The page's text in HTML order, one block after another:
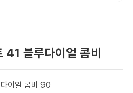
41 블루다이얼 콤비
이얼 콤비 90